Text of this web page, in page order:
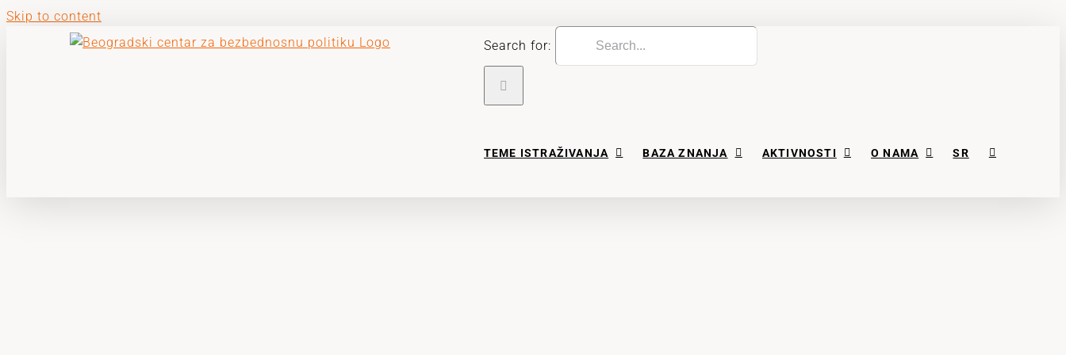
Skip to content
Search for:
TEME ISTRAŽIVANJA BAZA ZNANJA AKTIVNOSTI O NAMA SR